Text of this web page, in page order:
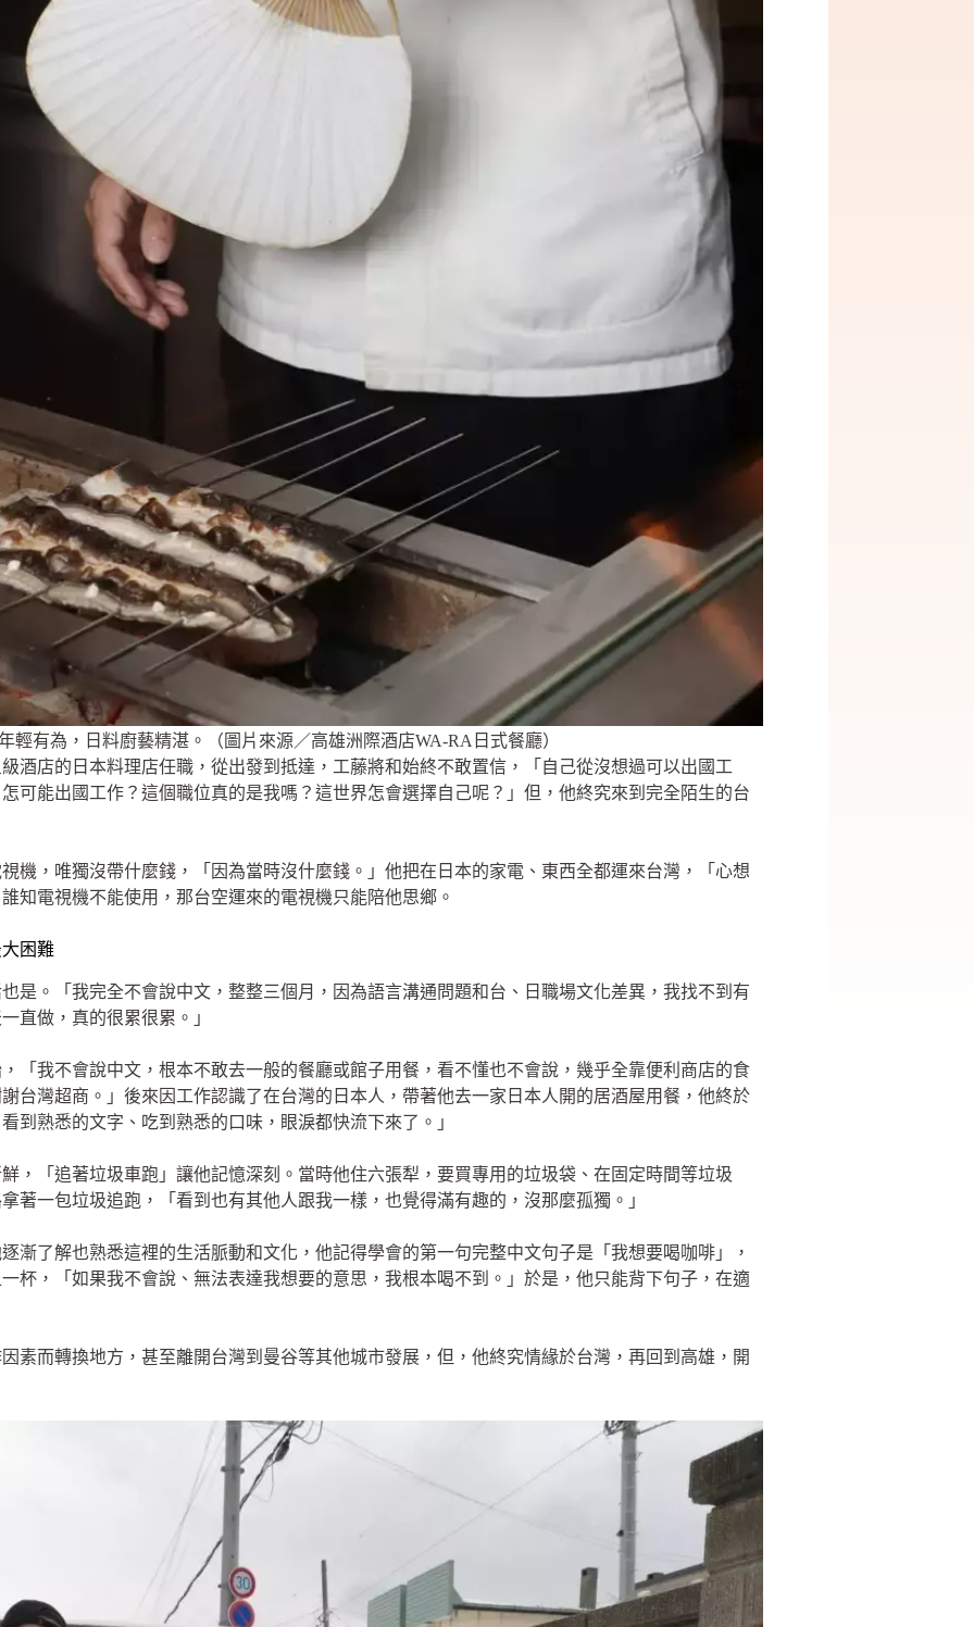
輕有為，日料廚藝精湛。（圖片來源／高雄洲際酒店WA-RA日式餐廳）
酒店的日本料理店任職，從出發到抵達，工藤將和始終不敢置信，「自己從沒想過可以出國工
可能出國工作？這個職位真的是我嗎？這世界怎會選擇自己呢？」但，他終究來到完全陌生的台
機，唯獨沒帶什麼錢，「因為當時沒什麼錢。」他把在日本的家電、東西全都運來台灣，「心想
知電視機不能使用，那台空運來的電視機只能陪他思鄉。
困難
是。「我完全不會說中文，整整三個月，因為語言溝通問題和台、日職場文化差異，我找不到有
直做，真的很累很累。」
「我不會說中文，根本不敢去一般的餐廳或館子用餐，看不懂也不會說，幾乎全靠便利商店的食
台灣超商。」後來因工作認識了在台灣的日本人，帶著他去一家日本人開的居酒屋用餐，他終於
到熟悉的文字、吃到熟悉的口味，眼淚都快流下來了。」
，「追著垃圾車跑」讓他記憶深刻。當時他住六張犁，要買專用的垃圾袋、在固定時間等垃圾
著一包垃圾追跑，「看到也有其他人跟我一樣，也覺得滿有趣的，沒那麼孤獨。」
漸了解也熟悉這裡的生活脈動和文化，他記得學會的第一句完整中文句子是「我想要喝咖啡」，
杯，「如果我不會說、無法表達我想要的意思，我根本喝不到。」於是，他只能背下句子，在適
素而轉換地方，甚至離開台灣到曼谷等其他城市發展，但，他終究情緣於台灣，再回到高雄，開